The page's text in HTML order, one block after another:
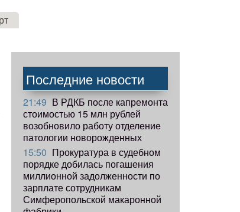
Последние новости
21:49 В РДКБ после капремонта
стоимостью 15 млн рублей
возобновило работу отделение
патологии новорожденных
15:50 Прокуратура в судебном
порядке добилась погашения
миллионной задолженности по
зарплате сотрудникам
Симферопольской макаронной